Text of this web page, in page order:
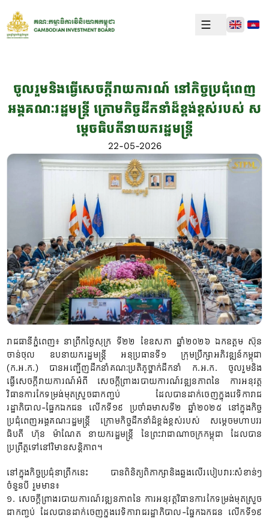
ចូលរួមនិងធ្វើសេចក្តីរាយការណ៍ នៅកិច្ចប្រជុំពេញ
អង្គគណៈរដ្ឋមន្ត្រី ក្រោមកិច្ចដឹកនាំដ៏ខ្ពង់ខ្ពស់របស់ ស
ម្តេចធិបតីនាយករដ្ឋមន្ត្រី
22-05-2026
រាជធានីភ្នំពេញ៖ នាព្រឹកថ្ងៃសុក្រ ទី២២ ខែឧសភា ឆ្នាំ២០២៦ ឯកឧត្តម ស៊ុន
ចាន់ថុល ឧបនាយករដ្ឋមន្ត្រី អនុប្រធានទី១ ក្រុមប្រឹក្សាអភិវឌ្ឍន៍កម្ពុជា
(ក.អ.ក.) បានអញ្ជើញដឹកនាំគណៈប្រតិភូថ្នាក់ដឹកនាំ ក.អ.ក. ចូលរួមនិង
ធ្វើសេចក្តីរាយការណ៍អំពី សេចក្តីព្រាងរបាយការណ៍វឌ្ឍនភាពនៃ ការអនុវត្ត
វិធានការកែទម្រង់មុតស្រួចជាកញ្ចប់ ដែលបានដាក់ចេញក្នុងវេទិការាជ
រដ្ឋាភិបាល-ផ្នែកឯកជន លើកទី១៩ ប្រចាំឆមាសទី២ ឆ្នាំ២០២៥ នៅក្នុងកិច្ច
ប្រជុំពេញអង្គគណៈរដ្ឋមន្ត្រី ក្រោមកិច្ចដឹកនាំដ៏ខ្ពង់ខ្ពស់របស់ សម្តេចមហាបវរ
ធិបតី ហ៊ុន ម៉ាណែត នាយករដ្ឋមន្ត្រី នៃព្រះរាជាណាចក្រកម្ពុជា ដែលបាន
ប្រព្រឹត្តទៅនៅវិមានសន្តិភាព។
នៅក្នុងកិច្ចប្រជុំនាព្រឹកនេះ បានពិនិត្យពិភាក្សានិងឆ្លងលើរបៀបវារៈសំខាន់ៗ
ចំនួនបី រួមមាន៖
១. សេចក្តីព្រាងរបាយការណ៍វឌ្ឍនភាពនៃ ការអនុវត្តវិធានការកែទម្រង់មុតស្រួច
ជាកញ្ចប់ ដែលបានដាក់ចេញក្នុងវេទិការាជរដ្ឋាភិបាល-ផ្នែកឯកជន លើកទី១៩